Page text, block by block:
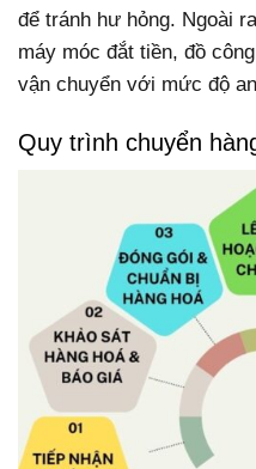
để tránh hư hỏng. Ngoài
máy móc đắt tiền, đồ
vận chuyển với mức độ
Quy trình chuyển